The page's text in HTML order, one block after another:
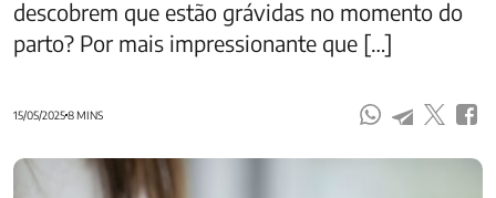
descobrem que estão grávidas no momento do
parto? Por mais impressionante que […]
15/05/20258 MINS